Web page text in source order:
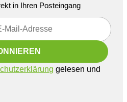
in Ihren Posteingang
gelesen und